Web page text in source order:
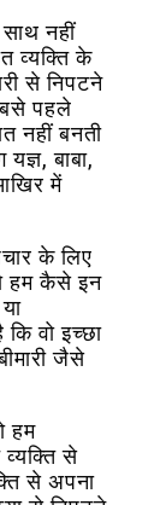
नहीं
व्यक्ति के
से निपटने
पहले
नहीं बनती
बाबा,
में
के लिए
हम कैसे इन
वो इच्छा
जैसे
हम
व्यक्ति से
से अपना